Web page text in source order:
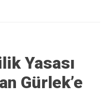
Yasası
Gürlek’e